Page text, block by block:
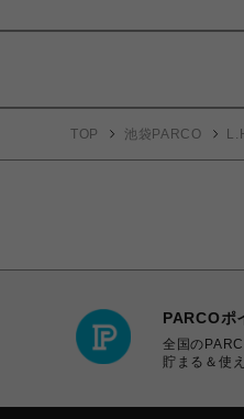
TOP 池袋PARCO
PARCOポ
全国の
貯まる＆使